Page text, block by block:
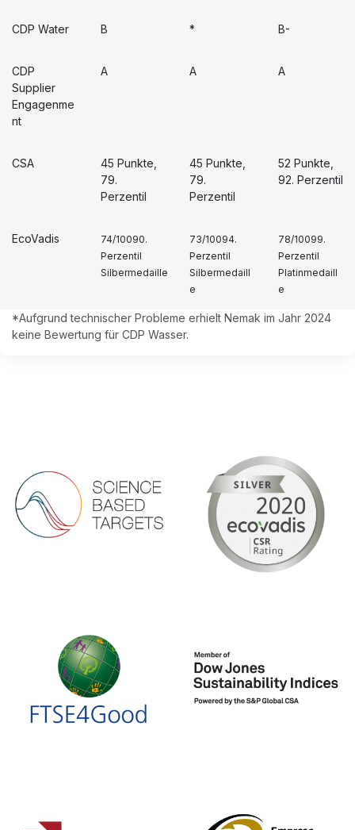
CDP Water B * B-
CDP
Supplier
Engagenme
nt
A A A
CSA
45 Punkte,
79.
Perzentil
45 Punkte,
79.
Perzentil
52 Punkte,
92. Perzentil
EcoVadis
74/10090.
Perzentil
Silbermedaille
73/10094.
Perzentil
Silbermedaill
e
78/10099.
Perzentil
Platinmedaill
e
*Aufgrund technischer Probleme erhielt Nemak im Jahr 2024
keine Bewertung für CDP Wasser.